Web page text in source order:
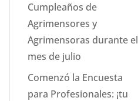
Cumpleaños de
Agrimensores y
Agrimensoras durante el
mes de julio
Comenzó la Encuesta
para Profesionales: ¡tu